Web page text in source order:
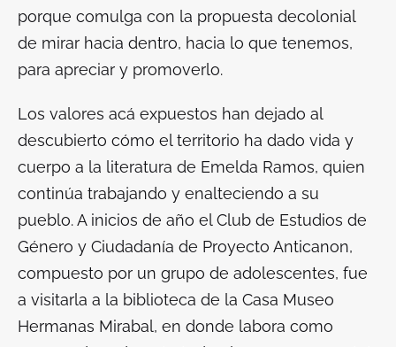
porque comulga con la propuesta decolonial
de mirar hacia dentro, hacia lo que tenemos,
para apreciar y promoverlo.
Los valores acá expuestos han dejado al
descubierto cómo el territorio ha dado vida y
cuerpo a la literatura de Emelda Ramos, quien
continúa trabajando y enalteciendo a su
pueblo. A inicios de año el Club de Estudios de
Género y Ciudadanía de Proyecto Anticanon,
compuesto por un grupo de adolescentes, fue
a visitarla a la biblioteca de la Casa Museo
Hermanas Mirabal, en donde labora como